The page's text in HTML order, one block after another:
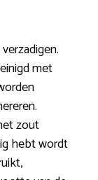
met
zout
hebt wordt